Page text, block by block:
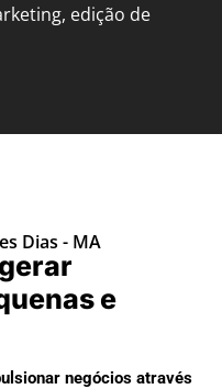
edição de
Dias - MA
e
negócios através